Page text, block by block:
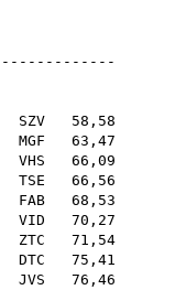
SZV 58,58
MGF 63,47
VHS 66,09
TSE 66,56
FAB 68,53
VID 70,27
ZTC 71,54
DTC 75,41
JVS 76,46